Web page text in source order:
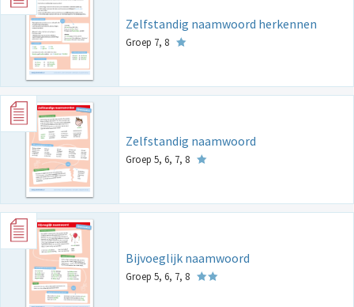
Zelfstandig naamwoord herkennen
Groep 7, 8
Zelfstandig naamwoord
Groep 5, 6, 7, 8
Bijvoeglijk naamwoord
Groep 5, 6, 7, 8